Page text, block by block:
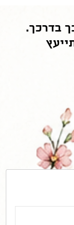
בדרכך.